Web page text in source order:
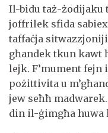
Il-bidu taż-żodijaku
joffrilek sfida
taffaċja
għandek tkun kawt
lejk. F’mument fejn
pożittivita u
jew seħħ
din il-ġimgħa huwa